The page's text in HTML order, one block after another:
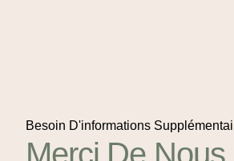
Besoin D'informations
Merci De Nous